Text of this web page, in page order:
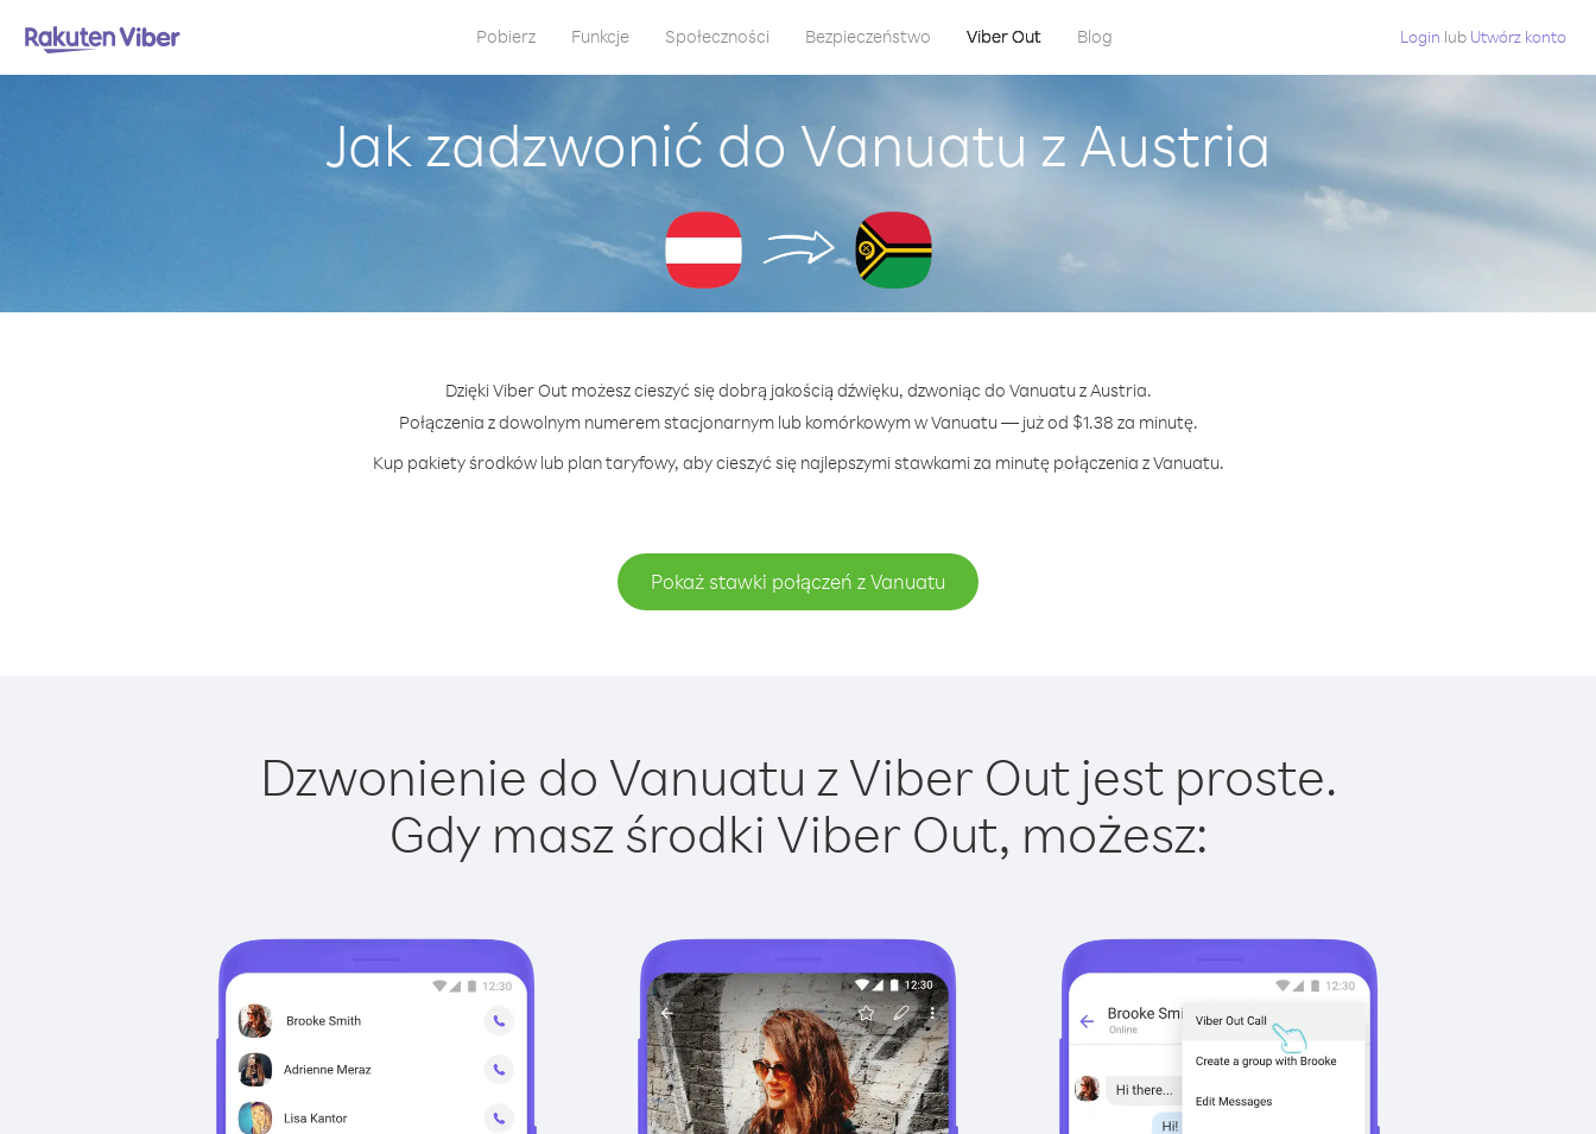
Pobierz Funkcje Społeczności Bezpieczeństwo Viber Out Blog Login lub Utwórz konto
Jak zadzwonić do Vanuatu z Austria
Dzięki Viber Out możesz cieszyć się dobrą jakością dźwięku, dzwoniąc do Vanuatu z Austria.
Połączenia z dowolnym numerem stacjonarnym lub komórkowym w Vanuatu — już od $1.38 za minutę.
Kup pakiety środków lub plan taryfowy, aby cieszyć się najlepszymi stawkami za minutę połączenia z Vanuatu.
Pokaż stawki połączeń z Vanuatu
Dzwonienie do Vanuatu z Viber Out jest proste.
Gdy masz środki Viber Out, możesz: